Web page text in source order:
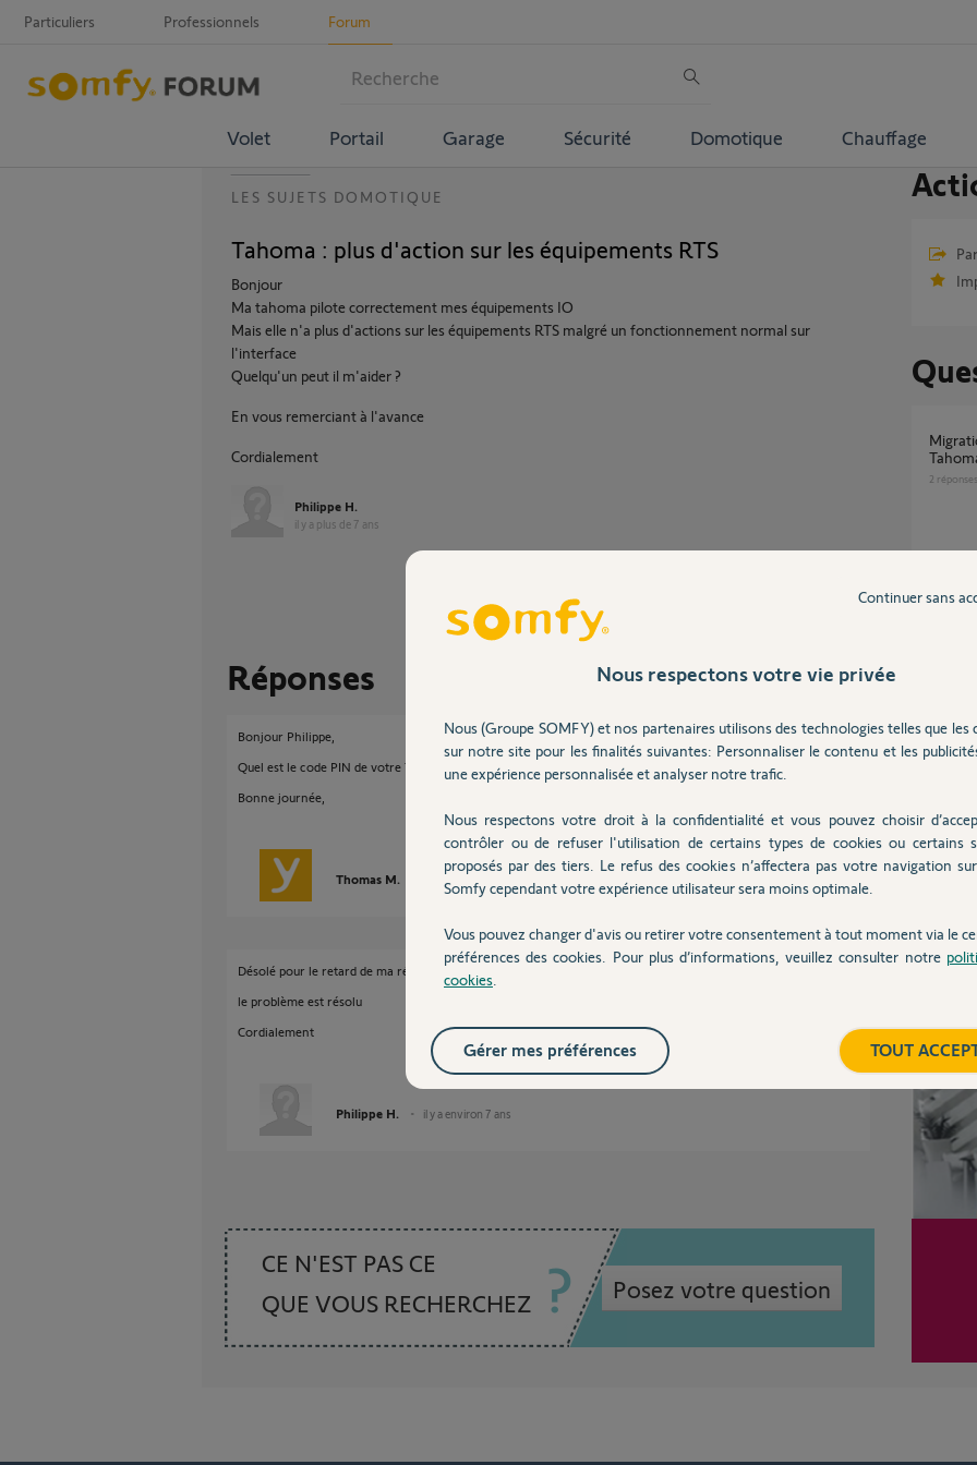
Particuliers Professionnels Forum
Volet Portail Garage Sécurité Domotique Chauffage
LES SUJETS DOMOTIQUE
Tahoma : plus d'action sur les équipements RTS
Bonjour
Ma tahoma pilote correctement mes équipements IO
Mais elle n'a plus d'actions sur les équipements RTS malgré un fonctionnement normal sur
l'interface
Quelqu'un peut il m'aider ?
En vous remerciant à l'avance
Cordialement
Philippe H.
il y a plus de 7 ans
Participer au fil de discussion
Réponses
Bonjour Philippe,
Quel est le code PIN de votre TaHoma ?
Bonne journée,
Thomas M. il y a plus de 7 ans
Désolé pour le retard de ma réponse
le problème est résolu
Cordialement
Philippe H. il y a environ 7 ans
CE N'EST PAS CE
QUE VOUS RECHERCHEZ
Posez votre question
Migration Equipement RTS depuis une
2 réponses
32
Appairage / déconnexion télécommandes
RtS et
1réponse
Nous respectons votre vie privée
Nous (Groupe SOMFY) et nos partenaires utilisons des technologies telles que les
sur notre site pour les finalités suivantes: Personnaliser le contenu et les
une expérience personnalisée et analyser notre trafic.
Nous respectons votre droit à la confidentialité et vous pouvez choisir
contrôler ou de refuser l'utilisation de certains types de cookies ou certains
proposés par des tiers. Le refus des cookies n’affectera pas votre navigation
Somfy cependant votre expérience utilisateur sera moins optimale.
Vous pouvez changer d'avis ou retirer votre consentement à tout moment via le
préférences des cookies. Pour plus d’informations, veuillez consulter notre
cookies
Continuer sans
TOUT
Gérer mes préférences